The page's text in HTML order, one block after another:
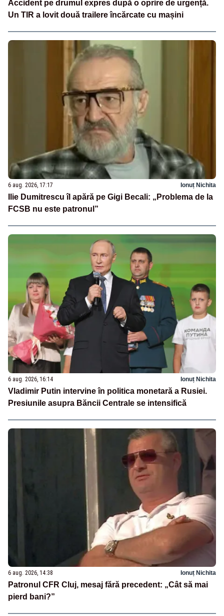
Accident pe drumul expres după o oprire de urgență.
Un TIR a lovit două trailere încărcate cu mașini
6 aug. 2026, 17:17 Ionuț Nichita
Ilie Dumitrescu îl apără pe Gigi Becali: „Problema de la
FCSB nu este patronul”
6 aug. 2026, 16:14 Ionuț Nichita
Vladimir Putin intervine în politica monetară a Rusiei.
Presiunile asupra Băncii Centrale se intensifică
6 aug. 2026, 14:38 Ionuț Nichita
Patronul CFR Cluj, mesaj fără precedent: „Cât să mai
pierd bani?”